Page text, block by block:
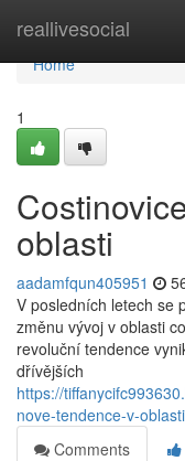
reallivesocial
Home
Home
1
oblasti
aadamfqun405951
V posledních letech se
změnu vývoj v oblasti
revoluční tendence
dřívějších
https://
nove-tendence-v-oblasti
Comments